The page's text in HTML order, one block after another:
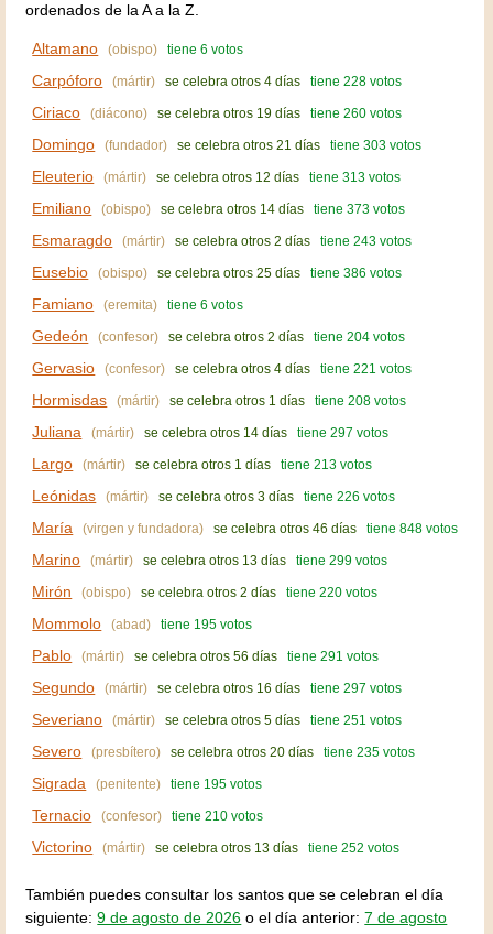
ordenados de la A a la Z.
Altamano (obispo) tiene 6 votos
Carpóforo (mártir) se celebra otros 4 días tiene 228 votos
Ciriaco (diácono) se celebra otros 19 días tiene 260 votos
Domingo (fundador) se celebra otros 21 días tiene 303 votos
Eleuterio (mártir) se celebra otros 12 días tiene 313 votos
Emiliano (obispo) se celebra otros 14 días tiene 373 votos
Esmaragdo (mártir) se celebra otros 2 días tiene 243 votos
Eusebio (obispo) se celebra otros 25 días tiene 386 votos
Famiano (eremita) tiene 6 votos
Gedeón (confesor) se celebra otros 2 días tiene 204 votos
Gervasio (confesor) se celebra otros 4 días tiene 221 votos
Hormisdas (mártir) se celebra otros 1 días tiene 208 votos
Juliana (mártir) se celebra otros 14 días tiene 297 votos
Largo (mártir) se celebra otros 1 días tiene 213 votos
Leónidas (mártir) se celebra otros 3 días tiene 226 votos
María (virgen y fundadora) se celebra otros 46 días tiene 848 votos
Marino (mártir) se celebra otros 13 días tiene 299 votos
Mirón (obispo) se celebra otros 2 días tiene 220 votos
Mommolo (abad) tiene 195 votos
Pablo (mártir) se celebra otros 56 días tiene 291 votos
Segundo (mártir) se celebra otros 16 días tiene 297 votos
Severiano (mártir) se celebra otros 5 días tiene 251 votos
Severo (presbítero) se celebra otros 20 días tiene 235 votos
Sigrada (penitente) tiene 195 votos
Ternacio (confesor) tiene 210 votos
Victorino (mártir) se celebra otros 13 días tiene 252 votos
También puedes consultar los santos que se celebran el día
siguiente:9 de agosto de 2026 o el día anterior:7 de agosto